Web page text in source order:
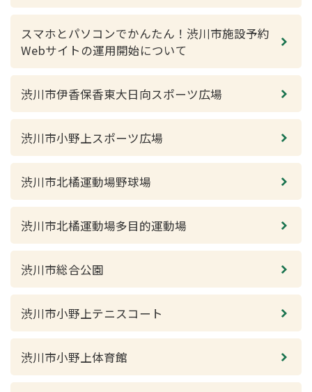
スマホとパソコンでかんたん！渋川市施設予約
Webサイトの運用開始について
渋川市伊香保香東大日向スポーツ広場
渋川市小野上スポーツ広場
渋川市北橘運動場野球場
渋川市北橘運動場多目的運動場
渋川市総合公園
渋川市小野上テニスコート
渋川市小野上体育館